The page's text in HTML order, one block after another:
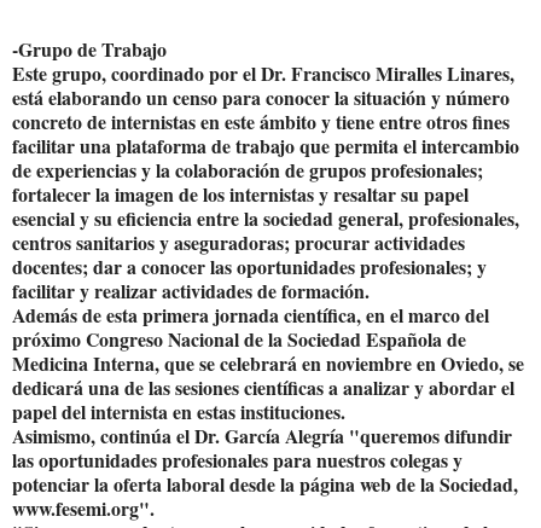
-Grupo de Trabajo
Este grupo, coordinado por el Dr. Francisco Miralles Linares,
está elaborando un censo para conocer la situación y número
concreto de internistas en este ámbito y tiene entre otros fines
facilitar una plataforma de trabajo que permita el intercambio
de experiencias y la colaboración de grupos profesionales;
fortalecer la imagen de los internistas y resaltar su papel
esencial y su eficiencia entre la sociedad general, profesionales,
centros sanitarios y aseguradoras; procurar actividades
docentes; dar a conocer las oportunidades profesionales; y
facilitar y realizar actividades de formación.
Además de esta primera jornada científica, en el marco del
próximo Congreso Nacional de la Sociedad Española de
Medicina Interna, que se celebrará en noviembre en Oviedo, se
dedicará una de las sesiones científicas a analizar y abordar el
papel del internista en estas instituciones.
Asimismo, continúa el Dr. García Alegría "queremos difundir
las oportunidades profesionales para nuestros colegas y
potenciar la oferta laboral desde la página web de la Sociedad,
www.fesemi.org".